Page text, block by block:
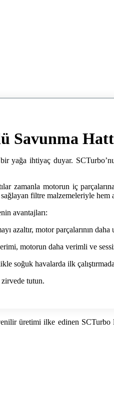
Savunma
yağa ihtiyaç duyar.
zamanla motorun iç
filtre malzemeleriyle hem
avantajları:
azaltır, motor parçalarının daha
motorun daha verimli ve sessiz
soğuk havalarda ilk
tutun.
üretimi ilke edinen